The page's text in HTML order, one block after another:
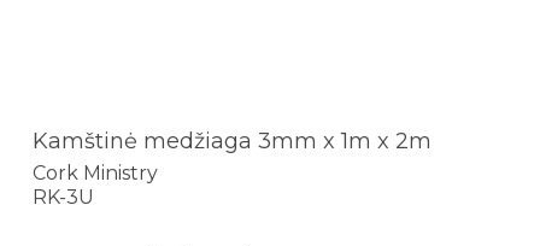
Kamštinė medžiaga 3mm x 1m x 2m
Cork Ministry
RK-3U